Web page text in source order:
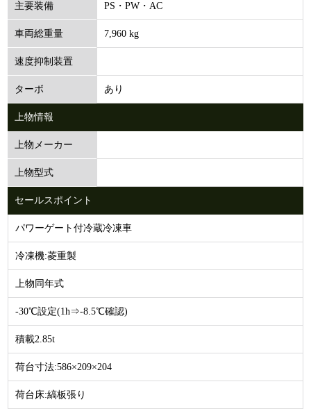
主要装備 PS・PW・AC
車両総重量 7,960 kg
速度抑制装置
ターボ あり
上物情報
上物メーカー
上物型式
セールスポイント
パワーゲート付冷蔵冷凍車
冷凍機:菱重製
上物同年式
-30℃設定(1h⇒‐8.5℃確認)
積載2.85t
荷台寸法:586×209×204
荷台床:縞板張り